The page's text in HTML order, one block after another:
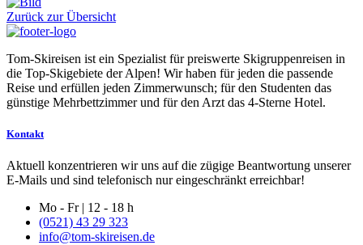
Zurück zur Übersicht
Tom-Skireisen ist ein Spezialist für preiswerte Skigruppenreisen in
die Top-Skigebiete der Alpen! Wir haben für jeden die passende
Reise und erfüllen jeden Zimmerwunsch; für den Studenten das
günstige Mehrbettzimmer und für den Arzt das 4-Sterne Hotel.
Kontakt
Aktuell konzentrieren wir uns auf die zügige Beantwortung unserer
E-Mails und sind telefonisch nur eingeschränkt erreichbar!
Mo - Fr | 12 - 18 h
(0521) 43 29 323
info@tom-skireisen.de